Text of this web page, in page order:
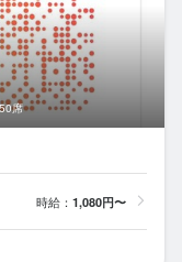
50席
時給： 1,080円〜